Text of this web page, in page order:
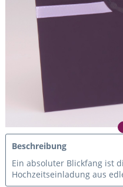
Beschreibung
Ein absoluter Blickfang ist
Hochzeitseinladung aus